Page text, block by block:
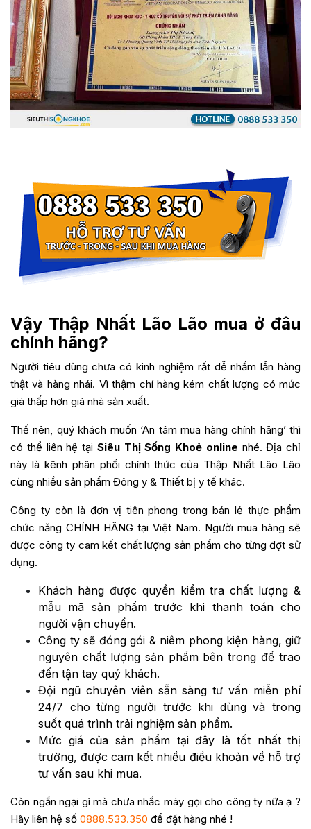
Vậy Thập Nhất Lão Lão mua ở đâu
chính hãng?
Người tiêu dùng chưa có kinh nghiệm rất dễ nhầm lẫn hàng
thật và hàng nhái. Vì thậm chí hàng kém chất lượng có mức
giá thấp hơn giá nhà sản xuất.
Thế nên, quý khách muốn ‘An tâm mua hàng chính hãng’ thì
có thể liên hệ tại Siêu Thị Sống Khoẻ online nhé. Địa chỉ
này là kênh phân phối chính thức của Thập Nhất Lão Lão
cùng nhiều sản phẩm Đông y & Thiết bị y tế khác.
Công ty còn là đơn vị tiên phong trong bán lẻ thực phẩm
chức năng CHÍNH HÃNG tại Việt Nam. Người mua hàng sẽ
được công ty cam kết chất lượng sản phẩm cho từng đợt sử
dụng.
Khách hàng được quyền kiểm tra chất lượng &
mẫu mã sản phẩm trước khi thanh toán cho
người vận chuyển.
Công ty sẽ đóng gói & niêm phong kiện hàng, giữ
nguyên chất lượng sản phẩm bên trong để trao
đến tận tay quý khách.
Đội ngũ chuyên viên sẵn sàng tư vấn miễn phí
24/7 cho từng người trước khi dùng và trong
suốt quá trình trải nghiệm sản phẩm.
Mức giá của sản phẩm tại đây là tốt nhất thị
trường, được cam kết nhiều điều khoản về hỗ trợ
tư vấn sau khi mua.
Còn ngần ngại gì mà chưa nhấc máy gọi cho công ty nữa ạ ?
Hãy liên hệ số 0888.533.350 để đặt hàng nhé !